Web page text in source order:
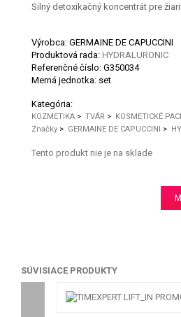
Silný detoxikačný koncentrát pre
Výrobca: GERMAINE DE CAPUCCINI
Produktová rada: HYDRALURONIC
Referenčné číslo: G350034
Merná jednotka: set
Kategória:
KOZMETIKA > TVÁR > KOSMETICKÉ
Značky > GERMAINE DE CAPUCCINI >
Tento produkt nie je na sklade
SÚVISIACE PRODUKTY